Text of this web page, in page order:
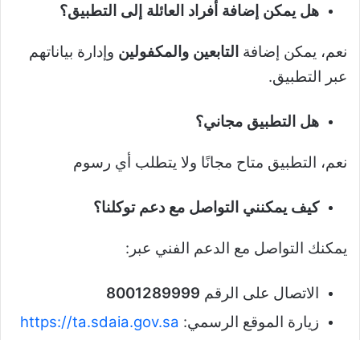
هل يمكن إضافة أفراد العائلة إلى التطبيق؟
نعم، يمكن إضافة التابعين والمكفولين وإدارة بياناتهم
عبر التطبيق.
هل التطبيق مجاني؟
نعم، التطبيق متاح مجانًا ولا يتطلب أي رسوم
كيف يمكنني التواصل مع دعم توكلنا؟
يمكنك التواصل مع الدعم الفني عبر:
الاتصال على الرقم 8001289999
زيارة الموقع الرسمي: https://ta.sdaia.gov.sa